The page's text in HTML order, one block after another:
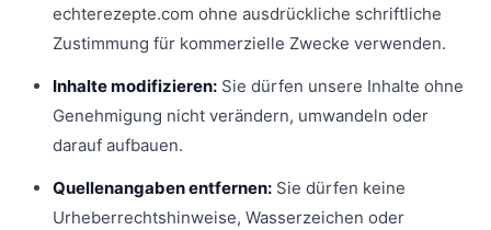
echterezepte.com ohne ausdrückliche schriftliche
Zustimmung für kommerzielle Zwecke verwenden.
Inhalte modifizieren: Sie dürfen unsere Inhalte ohne
Genehmigung nicht verändern, umwandeln oder
darauf aufbauen.
Quellenangaben entfernen: Sie dürfen keine
Urheberrechtshinweise, Wasserzeichen oder